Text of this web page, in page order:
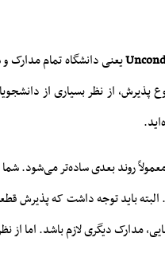
یعنی دانشگاه تمام مدارک و
پذیرش، از نظر بسیاری از
روند بعدی ساده‌تر می‌شود. شما
البته باید توجه داشت که
مدارک دیگری لازم باشد. اما از